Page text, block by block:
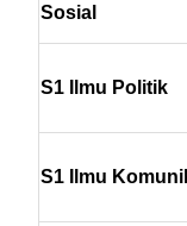
Sosial
S1 Ilmu Politik
S1 Ilmu